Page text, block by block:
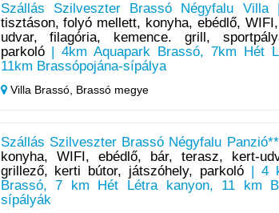
Szállás Szilveszter Brassó Négyfalu Villa
tisztáson, folyó mellett, konyha, ebédlő,
udvar, filagória, kemence. grill,
parkoló| 4km Aquapark Brassó, 7km Hét
11km Brassópojána-sípálya
Villa Brassó, Brassó megye
Szállás Szilveszter Brassó Négyfalu
konyha, WIFI, ebédlő, bár, terasz, kert-
grillező, kerti bútor, játszóhely, parkoló| 4
Brassó, 7 km Hét Létra kanyon, 11 km
sípályák